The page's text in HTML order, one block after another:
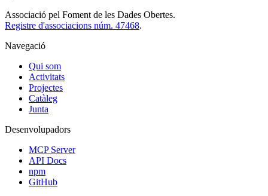
Associació pel Foment de les Dades Obertes.
Registre d'associacions núm. 47468.
Navegació
Qui som
Activitats
Projectes
Catàleg
Junta
Desenvolupadors
MCP Server
API Docs
npm
GitHub